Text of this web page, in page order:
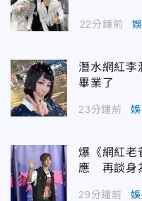
22分鐘前
潛水網紅
畢業了
23分鐘前
爆《網紅老
應 再談身
29分鐘前